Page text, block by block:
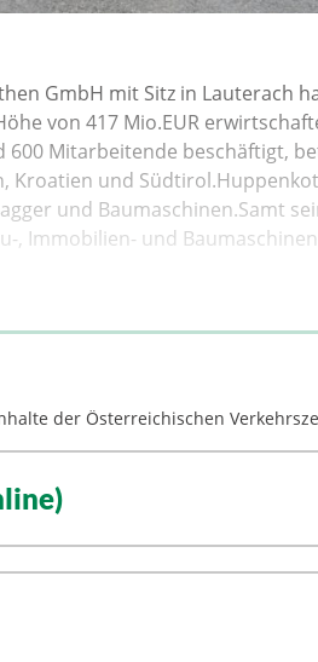
GmbH mit Sitz in Lauterach
von 417 Mio.EUR
Mitarbeitende beschäftigt,
Kroatien und
und Baumaschinen.Samt
, Immobilien- und
der Österreichischen